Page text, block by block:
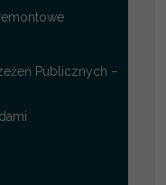
Publicznych –